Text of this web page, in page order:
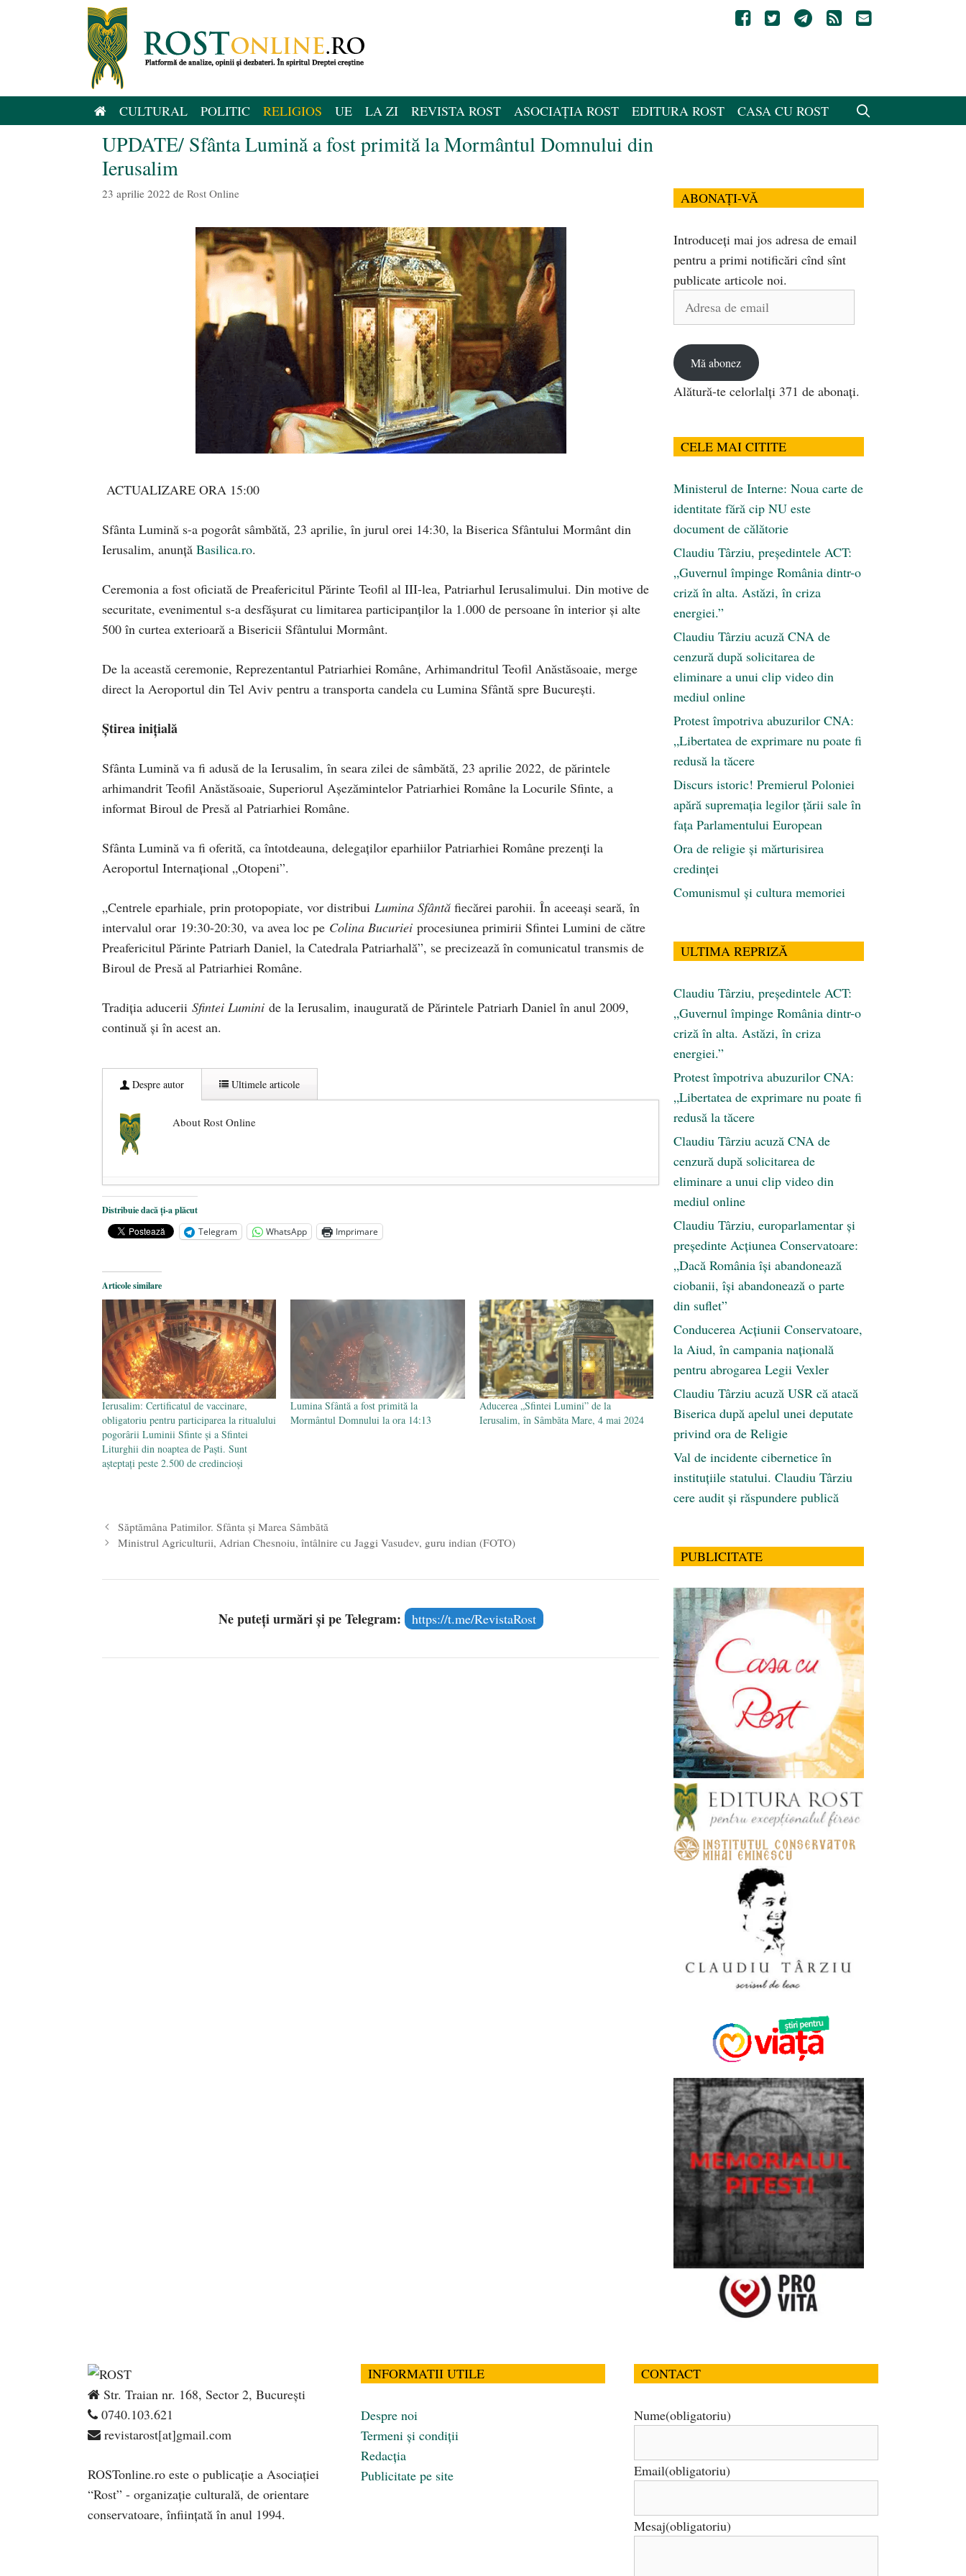
CULTURAL POLITIC RELIGIOS UE LA ZI REVISTA ROST ASOCIAȚIA ROST EDITURA ROST CASA CU ROST
UPDATE/ Sfânta Lumină a fost primită la Mormântul Domnului din
Ierusalim
23 aprilie 2022 de Rost Online
ACTUALIZARE ORA 15:00
Sfânta Lumină s-a pogorât sâmbătă, 23 aprilie, în jurul orei 14:30, la Biserica Sfântului Mormânt din
Ierusalim, anunță Basilica.ro.
Ceremonia a fost oficiată de Preafericitul Părinte Teofil al III-lea, Patriarhul Ierusalimului. Din motive de
securitate, evenimentul s-a desfășurat cu limitarea participanților la 1.000 de persoane în interior și alte
500 în curtea exterioară a Bisericii Sfântului Mormânt.
De la această ceremonie, Reprezentantul Patriarhiei Române, Arhimandritul Teofil Anăstăsoaie, merge
direct la Aeroportul din Tel Aviv pentru a transporta candela cu Lumina Sfântă spre București.
Știrea inițială
Sfânta Lumină va fi adusă de la Ierusalim, în seara zilei de sâmbătă, 23 aprilie 2022, de părintele
arhimandrit Teofil Anăstăsoaie, Superiorul Așezămintelor Patriarhiei Române la Locurile Sfinte, a
informat Biroul de Presă al Patriarhiei Române.
Sfânta Lumină va fi oferită, ca întotdeauna, delegaţilor eparhiilor Patriarhiei Române prezenți la
Aeroportul Internaţional „Otopeni”.
„Centrele eparhiale, prin protopopiate, vor distribui Lumina Sfântă fiecărei parohii. În aceeași seară, în
intervalul orar 19:30-20:30, va avea loc pe Colina Bucuriei procesiunea primirii Sfintei Lumini de către
Preafericitul Părinte Patriarh Daniel, la Catedrala Patriarhală”, se precizează în comunicatul transmis de
Biroul de Presă al Patriarhiei Române.
Tradiția aducerii Sfintei Lumini de la Ierusalim, inaugurată de Părintele Patriarh Daniel în anul 2009,
continuă și în acest an.
Despre autor Ultimele articole
About Rost Online
Dezvăluiri cutremurătoare despre președintele Ucrainei, Volodymyr Zelensky
Statul care servește Națiunea - 21 aprilie 2026
Legea Vexler produce efecte. Bustul poetului Octavian Goga, înlăturat din Iași
Distribuie dacă ți-a plăcut
Telegram
WhatsApp Imprimare
Articole similare
Ierusalim: Certificatul de vaccinare,
obligatoriu pentru participarea la ritualului
pogorârii Luminii Sfinte şi a Sfintei
Liturghii din noaptea de Paşti. Sunt
așteptați peste 2.500 de credincioși
Lumina Sfântă a fost primită la
Mormântul Domnului la ora 14:13
Aducerea „Sfintei Lumini” de la
Ierusalim, în Sâmbăta Mare, 4 mai 2024
Săptămâna Patimilor. Sfânta și Marea Sâmbătă
Ministrul Agriculturii, Adrian Chesnoiu, întâlnire cu Jaggi Vasudev, guru indian (FOTO)
Ne puteți urmări și pe Telegram: https://t.me/RevistaRost
ABONAȚI-VĂ
Introduceți mai jos adresa de email
pentru a primi notificări cînd sînt
publicate articole noi.
Adresa
Mă abonez
Alătură-te celorlalți 371 de abonați.
CELE MAI CITITE
Ministerul de Interne: Noua carte de
identitate fără cip NU este
document de călătorie
Claudiu Târziu, președintele ACT:
„Guvernul împinge România dintr-o
criză în alta. Astăzi, în criza
energiei.”
Claudiu Târziu acuză CNA de
cenzură după solicitarea de
eliminare a unui clip video din
mediul online
Protest împotriva abuzurilor CNA:
„Libertatea de exprimare nu poate fi
redusă la tăcere
Discurs istoric! Premierul Poloniei
apără supremația legilor țării sale în
fața Parlamentului European
Ora de religie şi mărturisirea
credinţei
Comunismul şi cultura memoriei
ULTIMA REPRIZĂ
Claudiu Târziu, președintele ACT:
„Guvernul împinge România dintr-o
criză în alta. Astăzi, în criza
energiei.”
Protest împotriva abuzurilor CNA:
„Libertatea de exprimare nu poate fi
redusă la tăcere
Claudiu Târziu acuză CNA de
cenzură după solicitarea de
eliminare a unui clip video din
mediul online
Claudiu Târziu, europarlamentar și
președinte Acțiunea Conservatoare:
„Dacă România își abandonează
ciobanii, își abandonează o parte
din suflet”
Conducerea Acțiunii Conservatoare,
la Aiud, în campania națională
pentru abrogarea Legii Vexler
Claudiu Târziu acuză USR că atacă
Biserica după apelul unei deputate
privind ora de Religie
Val de incidente cibernetice în
instituțiile statului. Claudiu Târziu
cere audit și răspundere publică
PUBLICITATE
Str. Traian nr. 168, Sector 2, București
0740.103.621
revistarost[at]gmail.com
ROSTonline.ro este o publicaţie a Asociaţiei
“Rost” - organizaţie culturală, de orientare
conservatoare, înfiinţată în anul 1994.
INFORMATII UTILE
Despre noi
Termeni și condiții
Redacția
Publicitate pe site
CONTACT
Nume(obligatoriu)
Email(obligatoriu)
Mesaj(obligatoriu)